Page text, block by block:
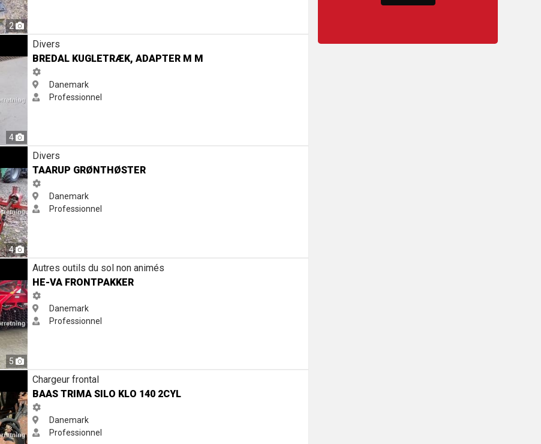
2
4
m m
Divers
BREDAL KUGLETRÆK, ADAPTER M M
Danemark
Professionnel
4
Divers
TAARUP GRØNTHØSTER
Danemark
Professionnel
5
Autres outils du sol non animés
HE-VA FRONTPAKKER
Danemark
Professionnel
Chargeur frontal
BAAS TRIMA SILO KLO 140 2CYL
Danemark
Professionnel